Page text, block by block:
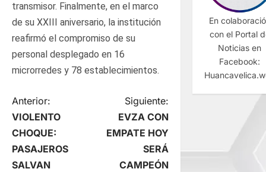
transmisor. Finalmente, en el marco
de su XXIII aniversario, la institución
reafirmó el compromiso de su
personal desplegado en 16
microrredes y 78 establecimientos.
N
a
v
Anterior:
VIOLENTO
CHOQUE:
PASAJEROS
SALVAN
Siguiente:
EVZA CON
EMPATE HOY
SERÁ
CAMPEÓN
En
con el Portal
Noticias en
Facebook: